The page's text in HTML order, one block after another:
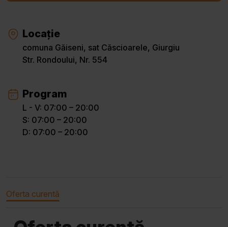
Locație
comuna Găiseni, sat Căscioarele, Giurgiu
Str. Rondoului, Nr. 554
Program
L - V: 07:00 – 20:00
S: 07:00 – 20:00
D: 07:00 – 20:00
Oferta curentă